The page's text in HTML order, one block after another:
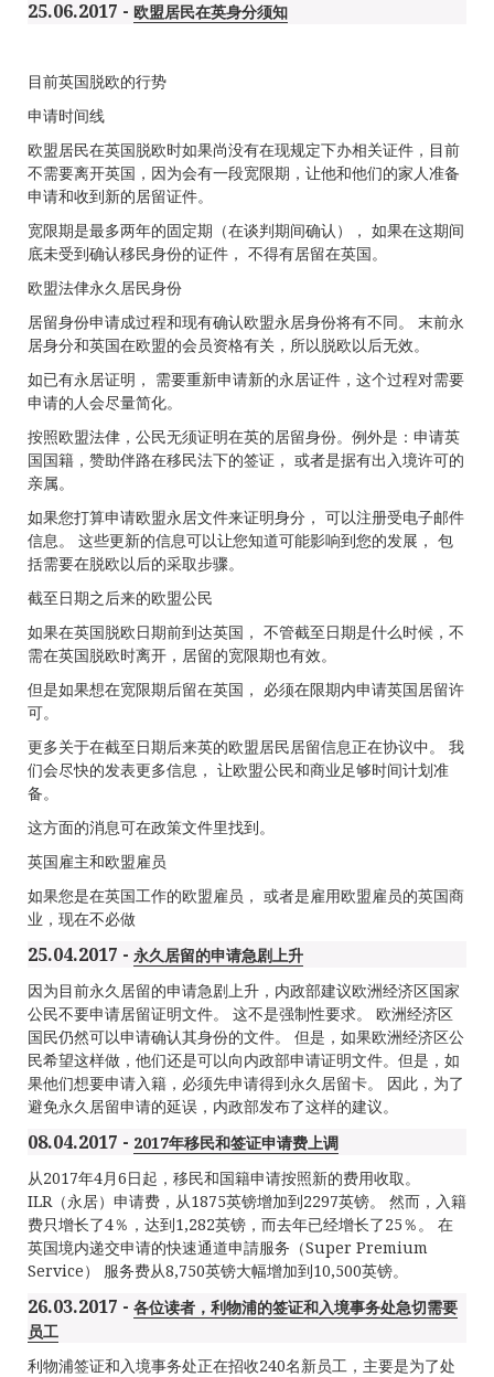
25.06.2017 - 欧盟居民在英身分须知
目前英国脱欧的行势
申请时间线
欧盟居民在英国脱欧时如果尚没有在现规定下办相关证件，目前
不需要离开英国，因为会有一段宽限期，让他和他们的家人准备
申请和收到新的居留证件。
宽限期是最多两年的固定期（在谈判期间确认）， 如果在这期间
底未受到确认移民身份的证件， 不得有居留在英国。
欧盟法侓永久居民身份
居留身份申请成过程和现有确认欧盟永居身份将有不同。 末前永
居身分和英国在欧盟的会员资格有关，所以脱欧以后无效。
如已有永居证明， 需要重新申请新的永居证件，这个过程对需要
申请的人会尽量简化。
按照欧盟法侓，公民无须证明在英的居留身份。例外是：申请英
国国籍，赞助伴路在移民法下的签证， 或者是据有出入境许可的
亲属。
如果您打算申请欧盟永居文件来证明身分， 可以注册受电子邮件
信息。 这些更新的信息可以让您知道可能影响到您的发展， 包
括需要在脱欧以后的采取步骤。
截至日期之后来的欧盟公民
如果在英国脱欧日期前到达英国， 不管截至日期是什么时候，不
需在英国脱欧时离开，居留的宽限期也有效。
但是如果想在宽限期后留在英国， 必须在限期内申请英国居留许
可。
更多关于在截至日期后来英的欧盟居民居留信息正在协议中。 我
们会尽快的发表更多信息， 让欧盟公民和商业足够时间计划准
备。
这方面的消息可在政策文件里找到。
英国雇主和欧盟雇员
如果您是在英国工作的欧盟雇员， 或者是雇用欧盟雇员的英国商
业，现在不必做
25.04.2017 - 永久居留的申请急剧上升
因为目前永久居留的申请急剧上升，内政部建议欧洲经济区国家
公民不要申请居留证明文件。 这不是强制性要求。 欧洲经济区
国民仍然可以申请确认其身份的文件。 但是，如果欧洲经济区公
民希望这样做，他们还是可以向内政部申请证明文件。但是，如
果他们想要申请入籍，必须先申请得到永久居留卡。 因此，为了
避免永久居留申请的延误，内政部发布了这样的建议。
08.04.2017 - 2017年移民和签证申请费上调
从2017年4月6日起，移民和国籍申请按照新的费用收取。
ILR（永居）申请费，从1875英镑增加到2297英镑。 然而，入籍
费只增长了4％，达到1,282英镑，而去年已经增长了25％。 在
英国境内递交申请的快速通道申請服务（Super Premium
Service） 服务费从8,750英镑大幅增加到10,500英镑。
26.03.2017 - 各位读者，利物浦的签证和入境事务处急切需要
员工
利物浦签证和入境事务处正在招收240名新员工，主要是为了处